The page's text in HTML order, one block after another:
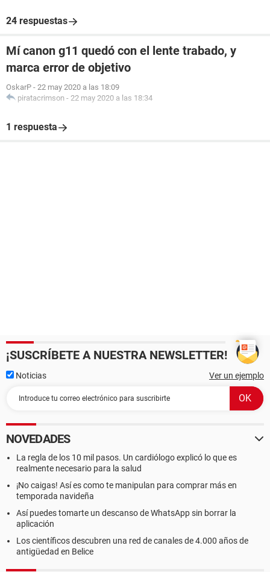
24 respuestas
Mí canon g11 quedó con el lente trabado, y
marca error de objetivo
OskarP - 22 may 2020 a las 18:09
piratacrimson - 22 may 2020 a las 18:34
1 respuesta
¡SUSCRÍBETE A NUESTRA NEWSLETTER!
Noticias Ver un ejemplo
NOVEDADES
La regla de los 10 mil pasos. Un cardiólogo explicó lo que es
realmente necesario para la salud
¡No caigas! Así es como te manipulan para comprar más en
temporada navideña
Así puedes tomarte un descanso de WhatsApp sin borrar la
aplicación
Los científicos descubren una red de canales de 4.000 años de
antigüedad en Belice